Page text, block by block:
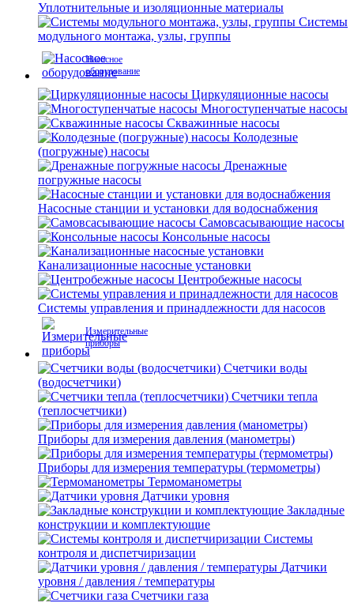
Уплотнительные и изоляционные материалы
Системы
модульного монтажа, узлы, группы
Насосное
оборудование
Циркуляционные насосы
Многоступенчатые насосы
Скважинные насосы
Колодезные
(погружные) насосы
Дренажные
погружные насосы
Насосные станции и установки для водоснабжения
Самовсасывающие насосы
Консольные насосы
Канализационные насосные установки
Центробежные насосы
Системы управления и принадлежности для насосов
Измерительные
приборы
Счетчики воды
(водосчетчики)
Счетчики тепла
(теплосчетчики)
Приборы для измерения давления (манометры)
Приборы для измерения температуры (термометры)
Термоманометры
Датчики уровня
Закладные
конструкции и комплектующие
Системы
контроля и диспетчиризации
Датчики
уровня / давления / температуры
Счетчики газа